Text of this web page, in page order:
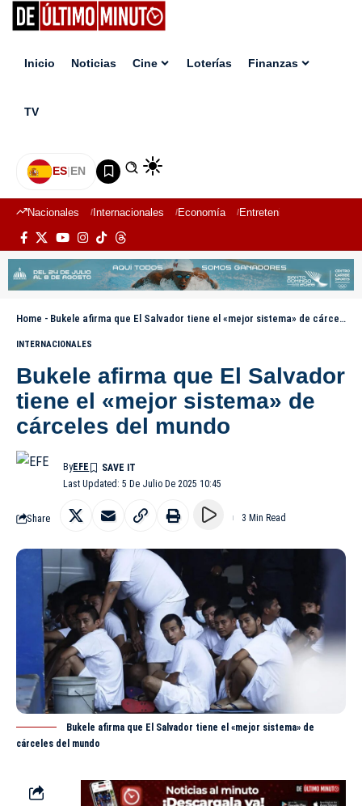
Inicio Noticias Cine Loterías Finanzas
TV
ES|EN
Nacionales Internacionales Economía Entretenimiento
Home - Bukele afirma que El Salvador tiene el «mejor sistema» de cárceles del mundo
INTERNACIONALES
Bukele afirma que El Salvador
tiene el «mejor sistema» de
cárceles del mundo
Last Updated: 5 De Julio De 2025 10:45
ByEFE
Share 3 Min Read
Bukele afirma que El Salvador tiene el «mejor sistema» de
cárceles del mundo